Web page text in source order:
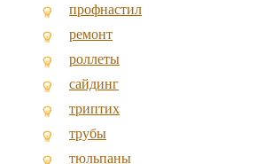
профнастил
ремонт
роллеты
сайдинг
триптих
трубы
тюльпаны